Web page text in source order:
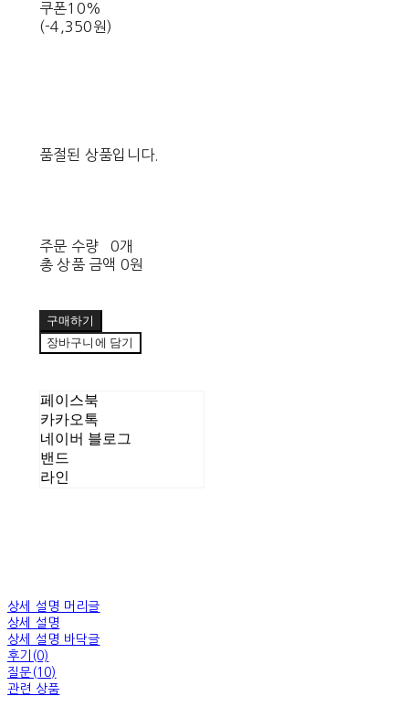
쿠폰10%
(-4,350원)
품절된 상품입니다.
주문 수량
0개
총 상품 금액 0원
구매하기
장바구니에 담기
페이스북
카카오톡
네이버 블로그
밴드
라인
상세 설명 머리글
상세 설명
상세 설명 바닥글
후기(0)
질문(10)
관련 상품